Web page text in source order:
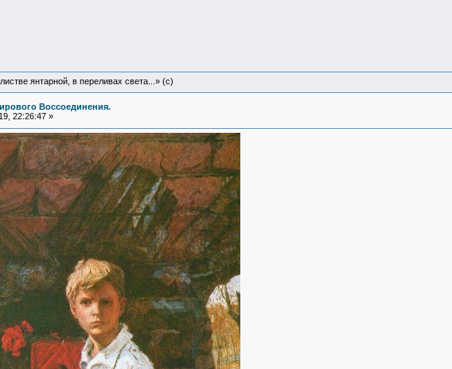
янтарной, в переливах света...» (c)
Воссоединения.
22:26:47 »